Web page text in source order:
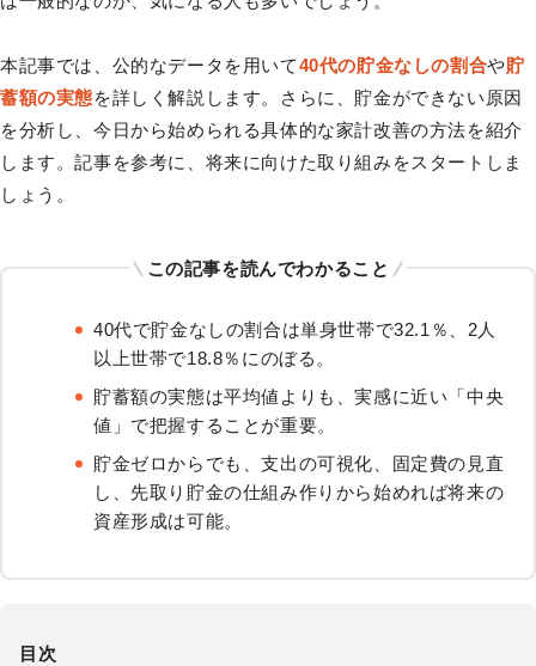
本記事では、公的なデータを用いて40代の貯金なしの割合や貯
蓄額の実態を詳しく解説します。さらに、貯金ができない原因
を分析し、今日から始められる具体的な家計改善の方法を紹介
します。記事を参考に、将来に向けた取り組みをスタートしま
しょう。
この記事を読んでわかること
40代で貯金なしの割合は単身世帯で32.1％、2人
以上世帯で18.8％にのぼる。
貯蓄額の実態は平均値よりも、実感に近い「中央
値」で把握することが重要。
貯金ゼロからでも、支出の可視化、固定費の見直
し、先取り貯金の仕組み作りから始めれば将来の
資産形成は可能。
目次